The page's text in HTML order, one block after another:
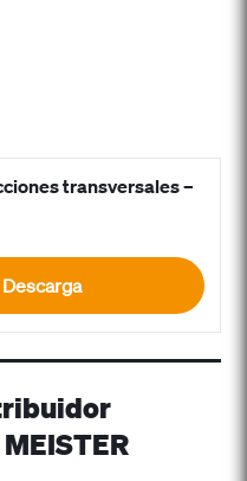
transversales –
Descarga